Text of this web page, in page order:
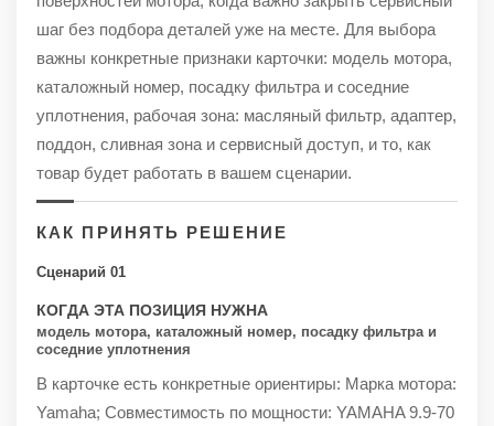
шаг без подбора деталей уже на месте. Для выбора
важны конкретные признаки карточки: модель мотора,
каталожный номер, посадку фильтра и соседние
уплотнения, рабочая зона: масляный фильтр, адаптер,
поддон, сливная зона и сервисный доступ, и то, как
товар будет работать в вашем сценарии.
КАК ПРИНЯТЬ РЕШЕНИЕ
Сценарий 01
КОГДА ЭТА ПОЗИЦИЯ НУЖНА
модель мотора, каталожный номер, посадку фильтра и
соседние уплотнения
В карточке есть конкретные ориентиры: Марка мотора:
Yamaha; Совместимость по мощности: YAMAHA 9.9-70